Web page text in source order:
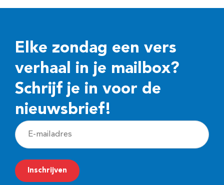
Elke zondag een vers
verhaal in je mailbox?
Schrijf je in voor de
nieuwsbrief!
E
-
m
a
Inschrijven